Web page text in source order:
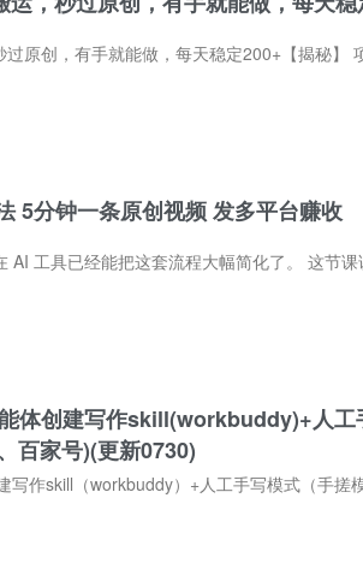
就能做，每天稳定200+【揭秘】 项目介绍做头条的朋友都清楚，以往靠提示词让AI写稿原创
5分钟一条原创视频 发多平台赚收
体创建写作skill(workbuddy)+人工
百家号)(更新0730)
写作skill（workbuddy）+人工手写模式（手搓